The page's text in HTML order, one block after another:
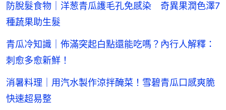
防脫髮食物｜洋葱青瓜護毛孔免感染 奇異果潤色澤7
種蔬果助生髮
青瓜冷知識｜佈滿突起白點還能吃嗎？內行人解釋：
刺愈多愈新鮮！
消暑料理｜用汽水製作涼拌醃菜！雪碧青瓜口感爽脆
快速超易整